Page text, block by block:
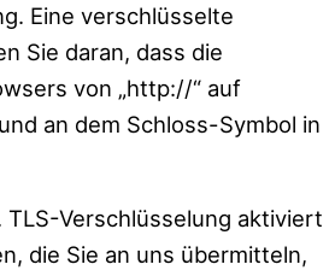
Eine verschlüsselte
Sie daran, dass die
von „http://“ auf
an dem Schloss-Symbol in
TLS-Verschlüsselung aktiviert
die Sie an uns übermitteln,